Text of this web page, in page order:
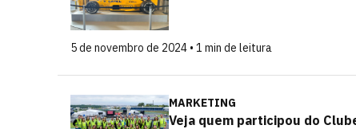
5 de novembro de 2024 • 1 min de leitura
MARKETING
Veja quem participou do